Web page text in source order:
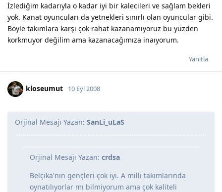
İzlediğim kadarıyla o kadar iyi bir kalecileri ve sağlam bekleri
yok. Kanat oyuncuları da yetnekleri sınırlı olan oyuncular gibi.
Böyle takımlara karşı çok rahat kazanamıyoruz bu yüzden
korkmuyor değilim ama kazanacağımıza inaıyorum.
Yanıtla
kloseumut 10 Eyl 2008
Orjinal Mesajı Yazan: SanLi_uLaS
Orjinal Mesajı Yazan: crdsa
Belçika'nın gençleri çok iyi. A milli takımlarında
oynatılıyorlar mı bilmiyorum ama çok kaliteli